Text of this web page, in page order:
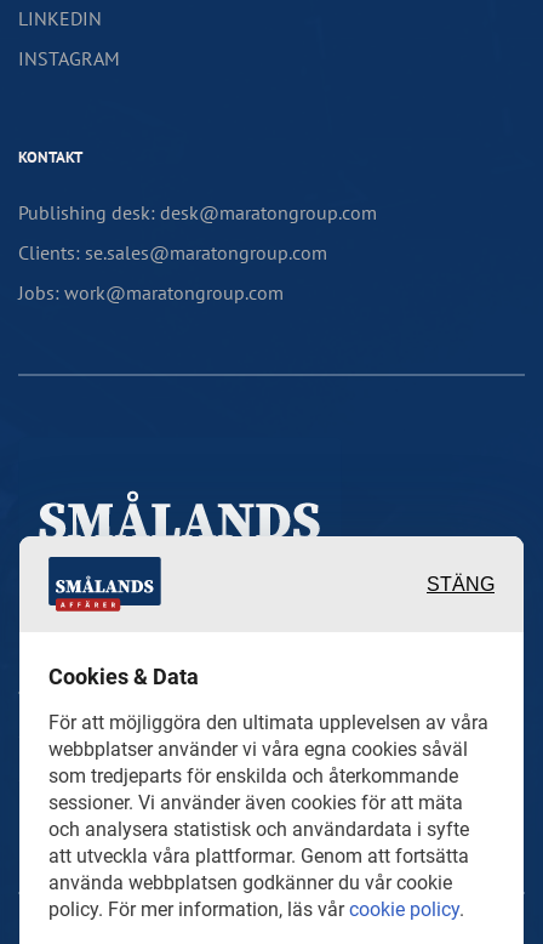
LINKEDIN
INSTAGRAM
KONTAKT
Publishing desk: desk@maratongroup.com
Clients: se.sales@maratongroup.com
Jobs: work@maratongroup.com
värdefulla berättelser och
reportage från och om det lokala
näringslivet och dess aktörer samt
en hel del annan läsvärt innehåll.
STÄNG
Cookies & Data
För att möjliggöra den ultimata upplevelsen av våra
webbplatser använder vi våra egna cookies såväl
som tredjeparts för enskilda och återkommande
sessioner. Vi använder även cookies för att mäta
och analysera statistisk och användardata i syfte
att utveckla våra plattformar. Genom att fortsätta
använda webbplatsen godkänner du vår cookie
policy. För mer information, läs vårcookie policy.